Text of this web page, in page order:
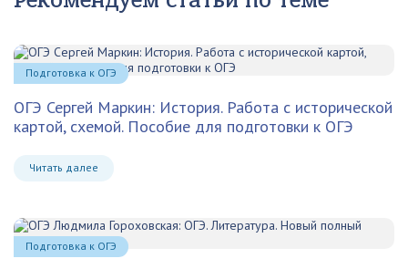
ОГЭ Сергей Маркин: История. Работа с исторической
картой, схемой. Пособие для подготовки к ОГЭ
Читать далее
Подготовка к ОГЭ
Подготовка к ОГЭ